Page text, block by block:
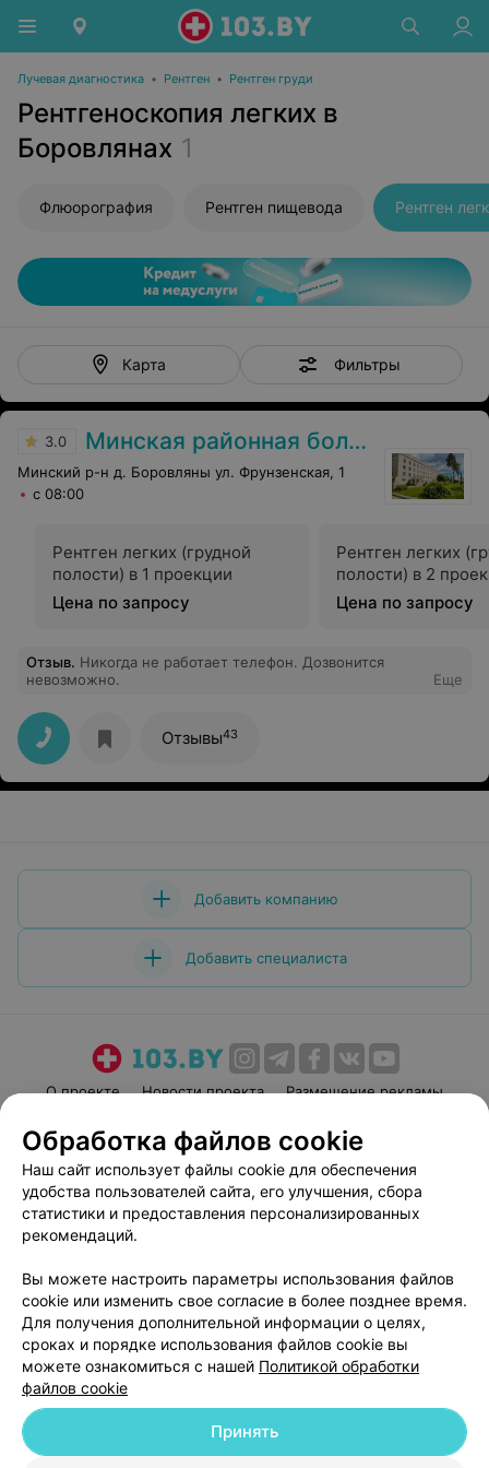
Лучевая диагностика • Рентген • Рентген груди
Рентгеноскопия легких в
Боровлянах 1
Флюорография Рентген пищевода Рентген
Карта Фильтры
3.0 Минская районная больница
Минский р-н д. Боровляны ул. Фрунзенская, 1
с 08:00
Рентген легких (грудной
полости) в 1 проекции
Цена по запросу
Рентген легких
полости) в 2
Цена по запросу
Отзыв. Никогда не работает телефон. Дозвонится
невозможно.
Еще
Отзывы43
Добавить компанию
Добавить специалиста
О проекте Новости проекта
Размещение рекламы
Пользовательское соглашение
Способы оплаты
Вакансии
Партнеры
Написать руководителю 103.by
Персональные настройки cookie
Обработка персональных данных
© 2026 ООО «Артокс Лаб», УНП 191700409| 220012, Республика Беларусь,
Обработка файлов cookie
Наш сайт использует файлы cookie для обеспечения
удобства пользователей сайта, его улучшения, сбора
статистики и предоставления персонализированных
рекомендаций.
Вы можете настроить параметры использования файлов
cookie или изменить свое согласие в более позднее время.
Для получения дополнительной информации о целях,
сроках и порядке использования файлов cookie вы
можете ознакомиться с нашей Политикой обработки
файлов cookie
Принять